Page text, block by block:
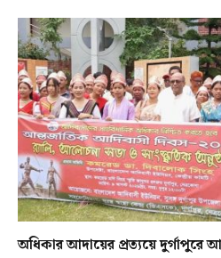
অধিকার আদায়ের প্রত্যয়ে দুর্গাপুরে